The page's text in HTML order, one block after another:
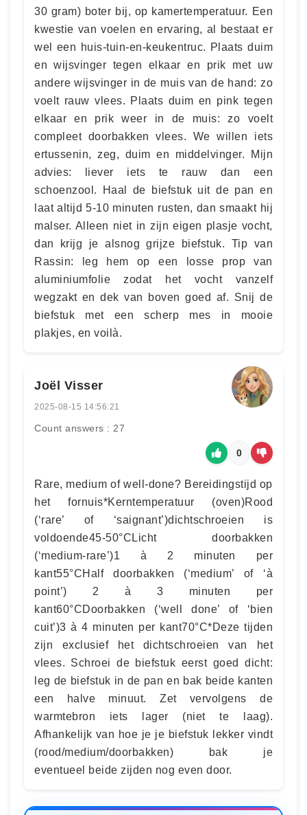
30 gram) boter bij, op kamertemperatuur. Een
kwestie van voelen en ervaring, al bestaat er
wel een huis-tuin-en-keukentruc. Plaats duim
en wijsvinger tegen elkaar en prik met uw
andere wijsvinger in de muis van de hand: zo
voelt rauw vlees. Plaats duim en pink tegen
elkaar en prik weer in de muis: zo voelt
compleet doorbakken vlees. We willen iets
ertussenin, zeg, duim en middelvinger. Mijn
advies: liever iets te rauw dan een
schoenzool. Haal de biefstuk uit de pan en
laat altijd 5-10 minuten rusten, dan smaakt hij
malser. Alleen niet in zijn eigen plasje vocht,
dan krijg je alsnog grijze biefstuk. Tip van
Rassin: leg hem op een losse prop van
aluminiumfolie zodat het vocht vanzelf
wegzakt en dek van boven goed af. Snij de
biefstuk met een scherp mes in mooie
plakjes, en voilà.
Joël Visser
2025-08-15 14:56:21
Count answers : 27
0
Rare, medium of well-done? Bereidingstijd op
het fornuis*Kerntemperatuur (oven)Rood
(‘rare’ of ‘saignant’)dichtschroeien is
voldoende45-50°CLicht doorbakken
(‘medium-rare’)1 à 2 minuten per
kant55°CHalf doorbakken (‘medium’ of ‘à
point’) 2 à 3 minuten per
kant60°CDoorbakken (‘well done’ of ‘bien
cuit’)3 à 4 minuten per kant70°C*Deze tijden
zijn exclusief het dichtschroeien van het
vlees. Schroei de biefstuk eerst goed dicht:
leg de biefstuk in de pan en bak beide kanten
een halve minuut. Zet vervolgens de
warmtebron iets lager (niet te laag).
Afhankelijk van hoe je je biefstuk lekker vindt
(rood/medium/doorbakken) bak je
eventueel beide zijden nog even door.